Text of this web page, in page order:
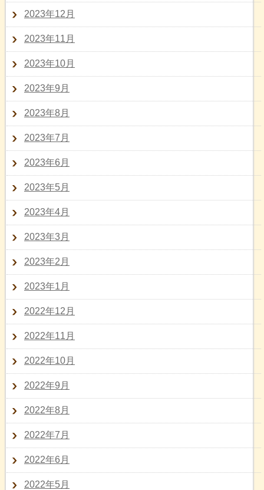
2023年12月
2023年11月
2023年10月
2023年9月
2023年8月
2023年7月
2023年6月
2023年5月
2023年4月
2023年3月
2023年2月
2023年1月
2022年12月
2022年11月
2022年10月
2022年9月
2022年8月
2022年7月
2022年6月
2022年5月